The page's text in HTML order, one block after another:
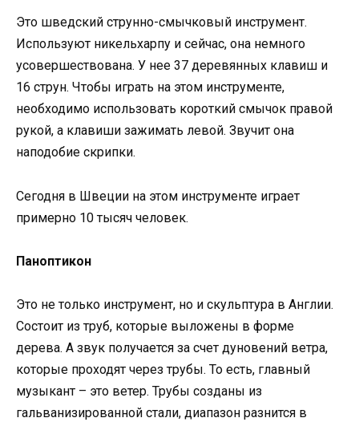
Это шведский струнно-смычковый инструмент.
Используют никельхарпу и сейчас, она немного
усовершествована. У нее 37 деревянных клавиш и
16 струн. Чтобы играть на этом инструменте,
необходимо использовать короткий смычок правой
рукой, а клавиши зажимать левой. Звучит она
наподобие скрипки.
Сегодня в Швеции на этом инструменте играет
примерно 10 тысяч человек.
Паноптикон
Это не только инструмент, но и скульптура в Англии.
Состоит из труб, которые выложены в форме
дерева. А звук получается за счет дуновений ветра,
которые проходят через трубы. То есть, главный
музыкант – это ветер. Трубы созданы из
гальванизированной стали, диапазон разнится в